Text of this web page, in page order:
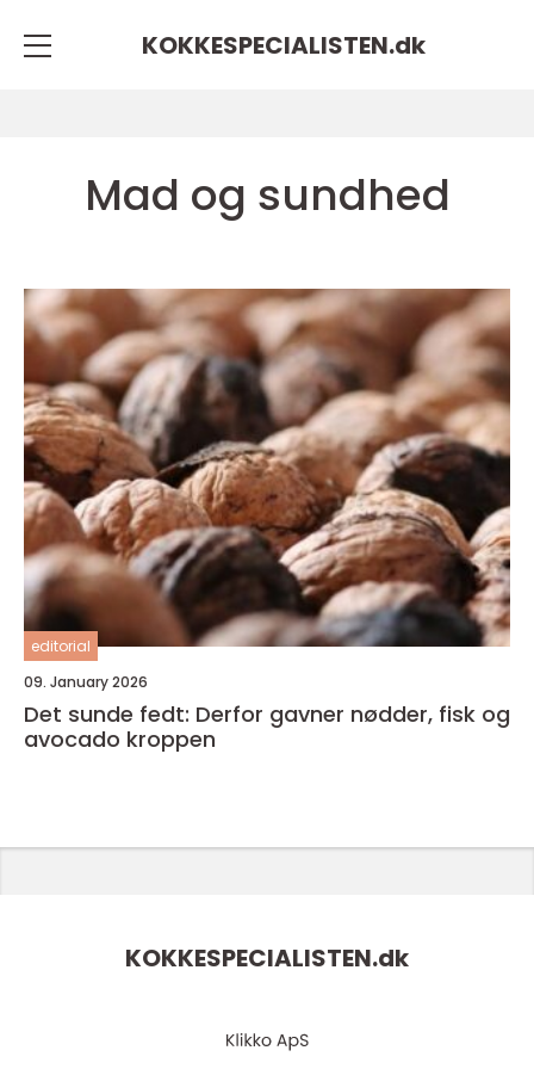
KOKKESPECIALISTEN.dk
Mad og sundhed
editorial
09. January 2026
Det sunde fedt: Derfor gavner nødder, fisk og
avocado kroppen
KOKKESPECIALISTEN.dk